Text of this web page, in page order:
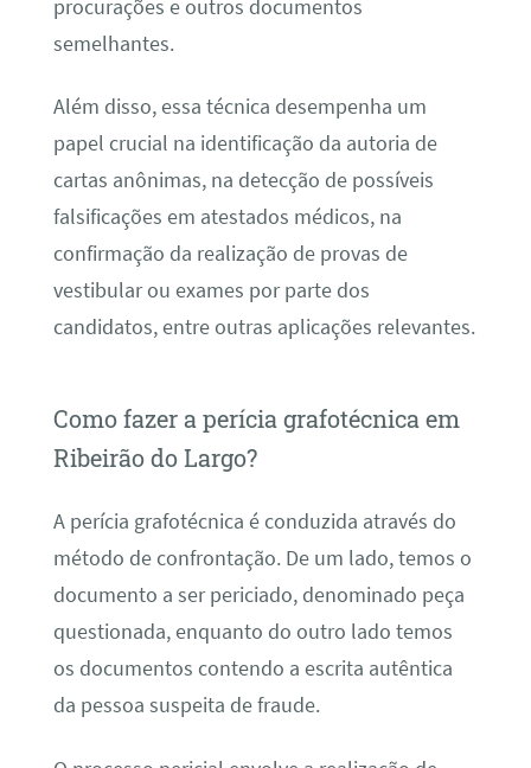
procurações e outros documentos
semelhantes.
Além disso, essa técnica desempenha um
papel crucial na identificação da autoria de
cartas anônimas, na detecção de possíveis
falsificações em atestados médicos, na
confirmação da realização de provas de
vestibular ou exames por parte dos
candidatos, entre outras aplicações relevantes.
Como fazer a perícia grafotécnica em
Ribeirão do Largo?
A perícia grafotécnica é conduzida através do
método de confrontação. De um lado, temos o
documento a ser periciado, denominado peça
questionada, enquanto do outro lado temos
os documentos contendo a escrita autêntica
da pessoa suspeita de fraude.